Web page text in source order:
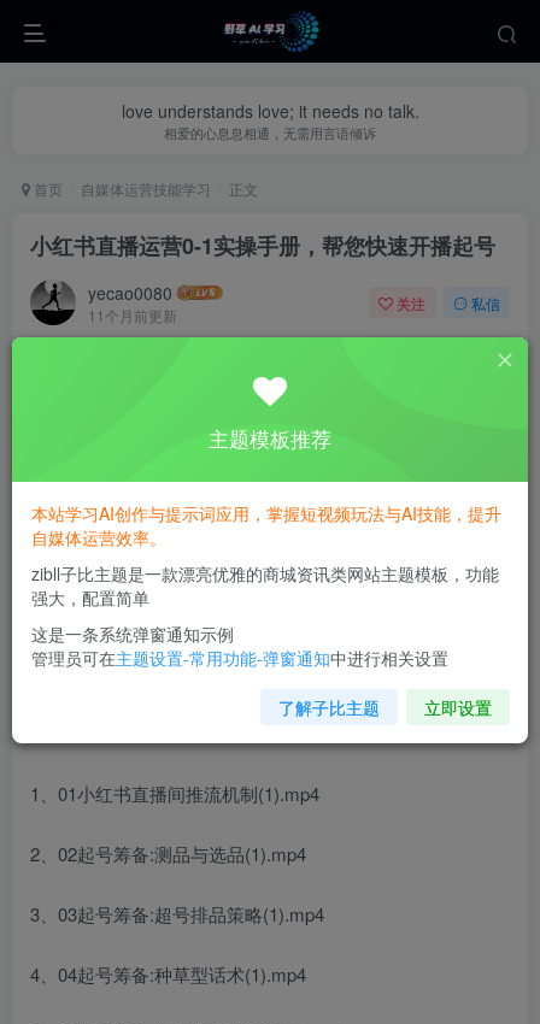
love understands love; it needs no talk.
相爱的心息息相通，无需用言语倾诉
首页 自媒体运营技能学习 正文
小红书直播运营0-1实操手册，帮您快速开播起号
yecao0080
11个月前更新
关注 私信
1、01小红书直播间推流机制(1).mp4
2、02起号筹备:测品与选品(1).mp4
3、03起号筹备:超号排品策略(1).mp4
4、04起号筹备:种草型话术(1).mp4
主题模板推荐
本站学习AI创作与提示词应用，掌握短视频玩法与AI技能，提升
自媒体运营效率。
zibll子比主题是一款漂亮优雅的商城资讯类网站主题模板，功能
强大，配置简单
这是一条系统弹窗通知示例
管理员可在主题设置-常用功能-弹窗通知中进行相关设置
了解子比主题 立即设置